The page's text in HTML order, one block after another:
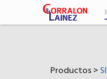
Productos >